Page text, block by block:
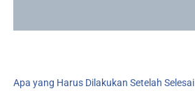
Apa yang Harus Dilakukan Setelah Selesai